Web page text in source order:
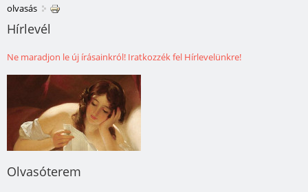
olvasás
Hírlevél
Ne maradjon le új írásainkról! Iratkozzék fel Hírlevelünkre!
Olvasóterem